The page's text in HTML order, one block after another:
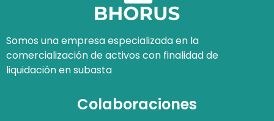
Somos una empresa especializada en la
comercialización de activos con finalidad de
liquidación en subasta
Colaboraciones